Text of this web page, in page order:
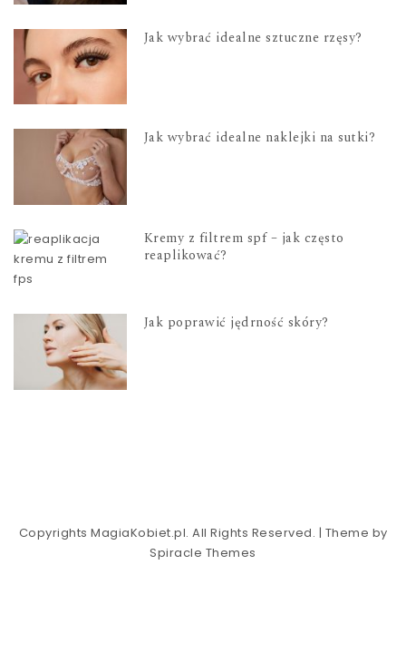
Jak wybrać idealne sztuczne rzęsy?
Jak wybrać idealne naklejki na sutki?
Kremy z filtrem spf – jak często
reaplikować?
Jak poprawić jędrność skóry?
Copyrights MagiaKobiet.pl. All Rights Reserved. | Theme by
Spiracle Themes